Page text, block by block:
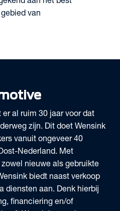
van
al ruim 30 jaar voor dat
zijn. Dit doet Wensink
vanuit ongeveer 40
Nederland. Met
nieuwe als gebruikte
biedt naast verkoop
diensten aan. Denk hierbij
financiering en/of